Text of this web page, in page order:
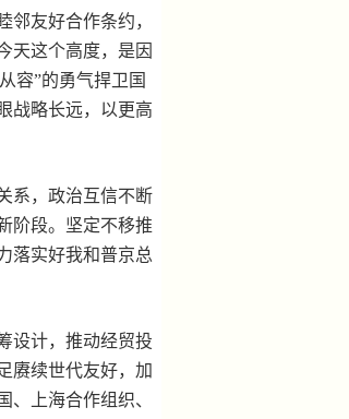
友好合作条约，
天这个高度，是因
容”的勇气捍卫国
战略长远，以更高
系，政治互信不断
阶段。坚定不移推
落实好我和普京总
设计，推动经贸投
赓续世代友好，加
上海合作组织、